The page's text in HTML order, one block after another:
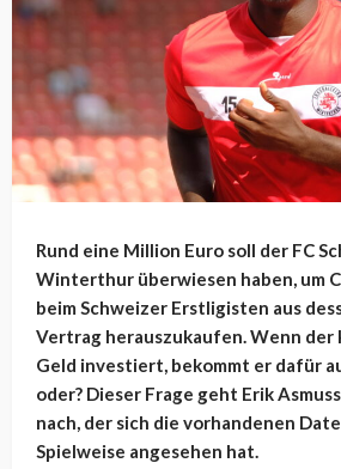
Rund eine Million Euro soll der FC
Winterthur überwiesen haben, um
beim Schweizer Erstligisten aus
Vertrag herauszukaufen. Wenn der
Geld investiert, bekommt er dafür
oder? Dieser Frage geht Erik
nach, der sich die vorhandenen
Spielweise angesehen hat.